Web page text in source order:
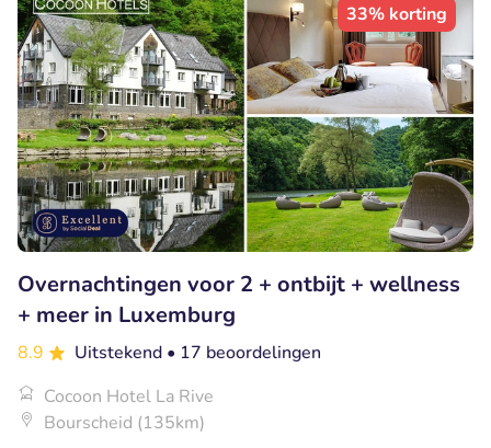
33% korting
Overnachtingen voor 2 + ontbijt + wellness
+ meer in Luxemburg
8.9 Uitstekend • 17 beoordelingen
Cocoon Hotel La Rive
Bourscheid (135km)